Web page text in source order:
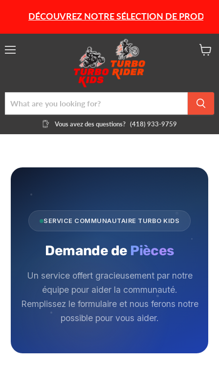
DÉCOUVREZ NOTRE SÉLECTION DE PRODUITS
Vous avez des questions? (418) 933-9759
SERVICE COMMUNAUTAIRE TURBO KIDS
Demande de Pièces
Un service offert gracieusement par notre
équipe pour aider la communauté.
Remplissez le formulaire et nous ferons notre
possible pour vous aider.